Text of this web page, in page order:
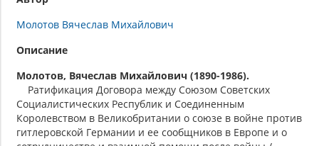
Молотов Вячеслав Михайлович
Описание
Молотов, Вячеслав Михайлович (1890-1986).
Ратификация Договора между Союзом Советских
Социалистических Республик и Соединенным
Королевством в Великобритании о союзе в войне против
гитлеровской Германии и ее сообщников в Европе и о